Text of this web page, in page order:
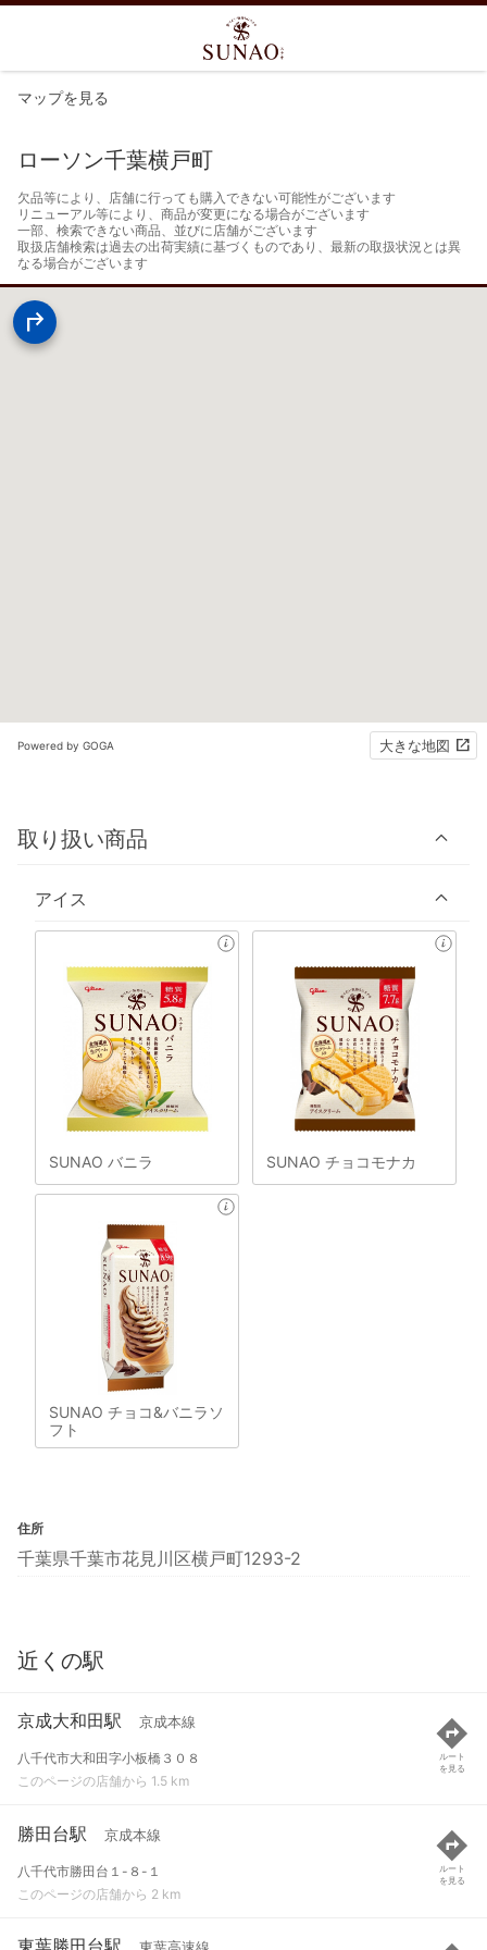
マップを見る
ローソン千葉横戸町
欠品等により、店舗に行っても購入できない可能性がございます
リニューアル等により、商品が変更になる場合がございます
一部、検索できない商品、並びに店舗がございます
取扱店舗検索は過去の出荷実績に基づくものであり、最新の取扱状況とは異
なる場合がございます
Powered by GOGA 大きな地図
取り扱い商品
アイス
SUNAO バニラ SUNAO チョコモナカ
SUNAO チョコ&バニラソ
フト
住所
千葉県千葉市花見川区横戸町1293-2
近くの駅
京成大和田駅 京成本線
八千代市大和田字小板橋３０８
このページの店舗から 1.5 km
ルート
を見る
勝田台駅 京成本線
八千代市勝田台１-８-１
このページの店舗から 2 km
ルート
を見る
東葉勝田台駅